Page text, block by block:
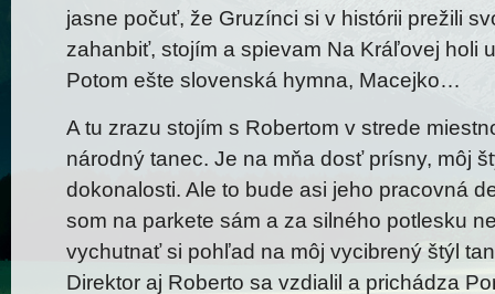
jasne počuť, že Gruzínci si v histórii prežili
zahanbiť, stojím a spievam Na Kráľovej holi
Potom ešte slovenská hymna, Macejko…
A tu zrazu stojím s Robertom v strede
národný tanec. Je na mňa dosť prísny, môj
dokonalosti. Ale to bude asi jeho pracovná
som na parkete sám a za silného potlesku
vychutnať si pohľad na môj vycibrený štýl
Direktor aj Roberto sa vzdialil a prichádza